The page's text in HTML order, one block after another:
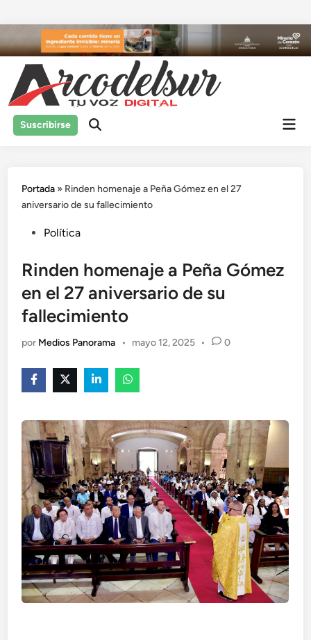
al
contenido
Suscribirse
Portada » Rinden homenaje a Peña Gómez en el 27
aniversario de su fallecimiento
Publicado
Política
Rinden homenaje a Peña Gómez
en el 27 aniversario de su
fallecimiento
por Medios Panorama • mayo 12, 2025 • 0